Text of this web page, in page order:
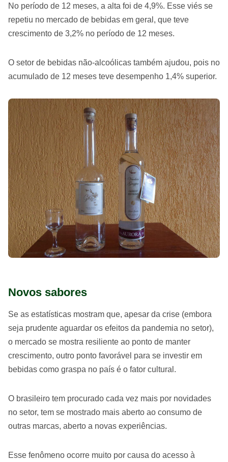
No período de 12 meses, a alta foi de 4,9%. Esse viés se
repetiu no mercado de bebidas em geral, que teve
crescimento de 3,2% no período de 12 meses.
O setor de bebidas não-alcoólicas também ajudou, pois no
acumulado de 12 meses teve desempenho 1,4% superior.
Novos sabores
Se as estatísticas mostram que, apesar da crise (embora
seja prudente aguardar os efeitos da pandemia no setor),
o mercado se mostra resiliente ao ponto de manter
crescimento, outro ponto favorável para se investir em
bebidas como graspa no país é o fator cultural.
O brasileiro tem procurado cada vez mais por novidades
no setor, tem se mostrado mais aberto ao consumo de
outras marcas, aberto a novas experiências.
Esse fenômeno ocorre muito por causa do acesso à